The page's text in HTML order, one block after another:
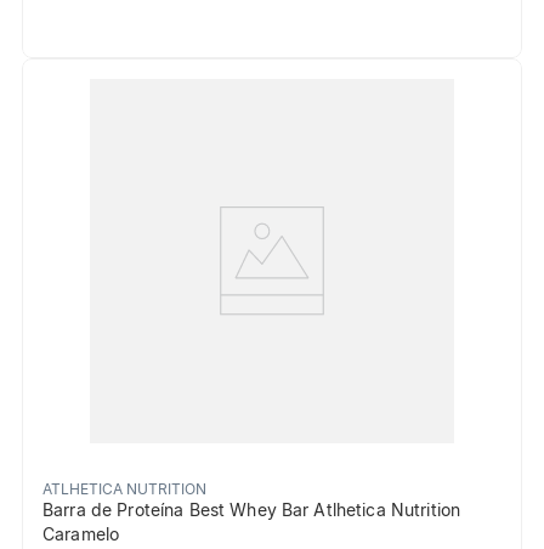
ATLHETICA NUTRITION
Barra de Proteína Best Whey Bar Atlhetica Nutrition
Caramelo